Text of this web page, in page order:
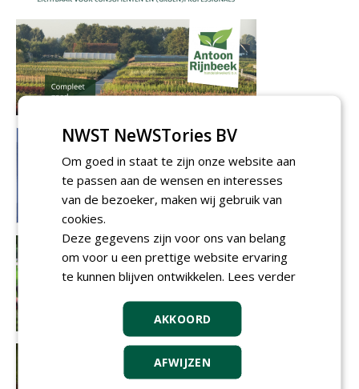
NWST NeWSTories BV
Om goed in staat te zijn onze website aan
te passen aan de wensen en interesses
van de bezoeker, maken wij gebruik van
cookies.
Deze gegevens zijn voor ons van belang
om voor u een prettige website ervaring
te kunnen blijven ontwikkelen. Lees verder
AKKOORD
AFWIJZEN